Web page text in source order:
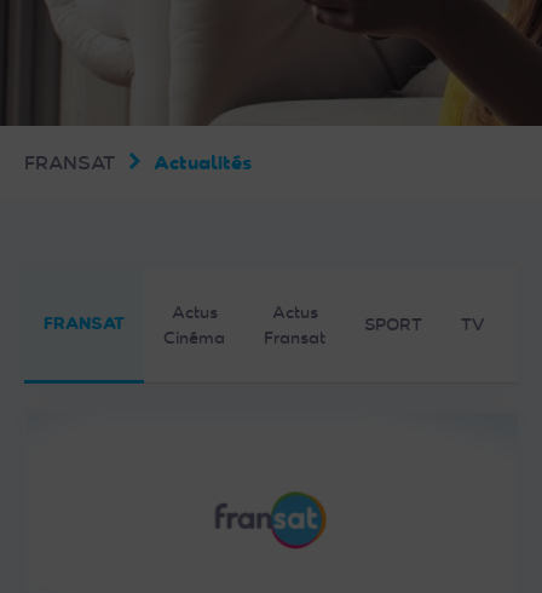
FRANSAT Actualités
FRANSAT
Actus
Cinéma
Actus
Fransat
SPORT TV